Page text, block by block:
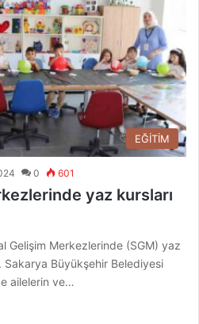
EĞİTİM
0 601
yaz kursları
Gelişim Merkezlerinde (SGM) yaz
Sakarya Büyükşehir Belediyesi
ailelerin ve…